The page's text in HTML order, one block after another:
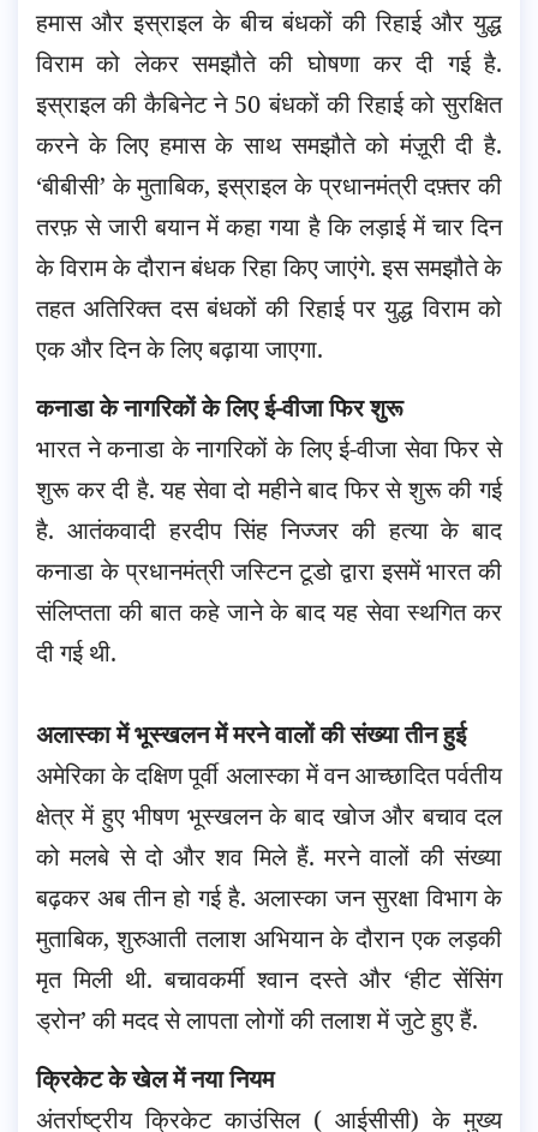
हमास और इस्राइल के बीच बंधकों की रिहाई और युद्ध
विराम को लेकर समझौते की घोषणा कर दी गई है.
इस्राइल की कैबिनेट ने 50 बंधकों की रिहाई को सुरक्षित
करने के लिए हमास के साथ समझौते को मंज़ूरी दी है.
‘बीबीसी’ के मुताबिक, इस्राइल के प्रधानमंत्री दफ़्तर की
तरफ़ से जारी बयान में कहा गया है कि लड़ाई में चार दिन
के विराम के दौरान बंधक रिहा किए जाएंगे. इस समझौते के
तहत अतिरिक्त दस बंधकों की रिहाई पर युद्ध विराम को
एक और दिन के लिए बढ़ाया जाएगा.
कनाडा के नागरिकों के लिए ई-वीजा फिर शुरू
भारत ने कनाडा के नागरिकों के लिए ई-वीजा सेवा फिर से
शुरू कर दी है. यह सेवा दो महीने बाद फिर से शुरू की गई
है. आतंकवादी हरदीप सिंह निज्जर की हत्या के बाद
कनाडा के प्रधानमंत्री जस्टिन टूडो द्वारा इसमें भारत की
संलिप्तता की बात कहे जाने के बाद यह सेवा स्थगित कर
दी गई थी.
अलास्का में भूस्खलन में मरने वालों की संख्या तीन हुई
अमेरिका के दक्षिण पूर्वी अलास्का में वन आच्छादित पर्वतीय
क्षेत्र में हुए भीषण भूस्खलन के बाद खोज और बचाव दल
को मलबे से दो और शव मिले हैं. मरने वालों की संख्या
बढ़कर अब तीन हो गई है. अलास्का जन सुरक्षा विभाग के
मुताबिक, शुरुआती तलाश अभियान के दौरान एक लड़की
मृत मिली थी. बचावकर्मी श्वान दस्ते और ‘हीट सेंसिंग
ड्रोन’ की मदद से लापता लोगों की तलाश में जुटे हुए हैं.
क्रिकेट के खेल में नया नियम
अंतर्राष्ट्रीय क्रिकेट काउंसिल ( आईसीसी) के मुख्य